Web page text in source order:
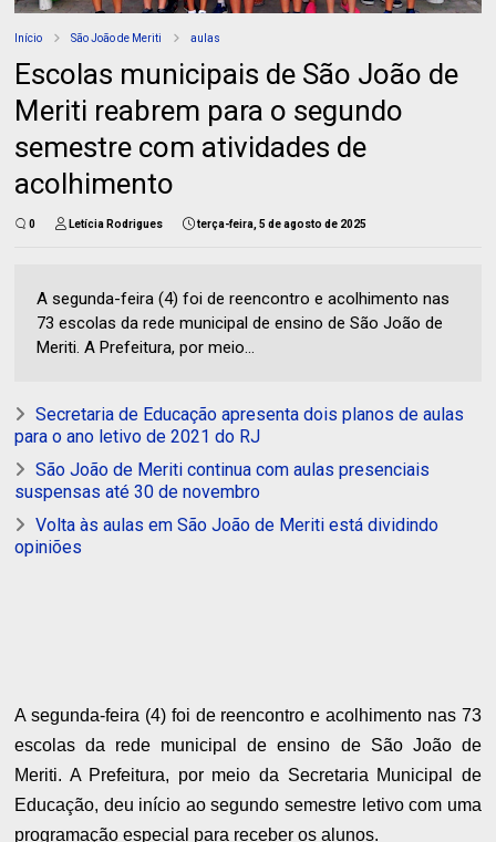
Início São João de Meriti aulas
Escolas municipais de São João de
Meriti reabrem para o segundo
semestre com atividades de
acolhimento
0 Letícia Rodrigues terça-feira, 5 de agosto de 2025
A segunda-feira (4) foi de reencontro e acolhimento nas
73 escolas da rede municipal de ensino de São João de
Meriti. A Prefeitura, por meio...
Secretaria de Educação apresenta dois planos de aulas
para o ano letivo de 2021 do RJ
São João de Meriti continua com aulas presenciais
suspensas até 30 de novembro
Volta às aulas em São João de Meriti está dividindo
opiniões
A segunda-feira (4) foi de reencontro e acolhimento nas 73
escolas da rede municipal de ensino de São João de
Meriti. A Prefeitura, por meio da Secretaria Municipal de
Educação, deu início ao segundo semestre letivo com uma
programação especial para receber os alunos.